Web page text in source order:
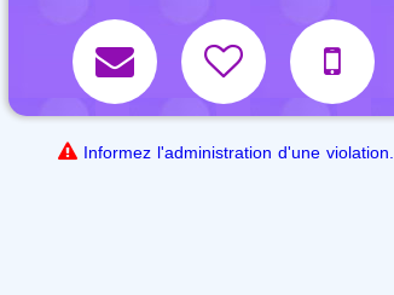
Informez l'administration d'une violation.